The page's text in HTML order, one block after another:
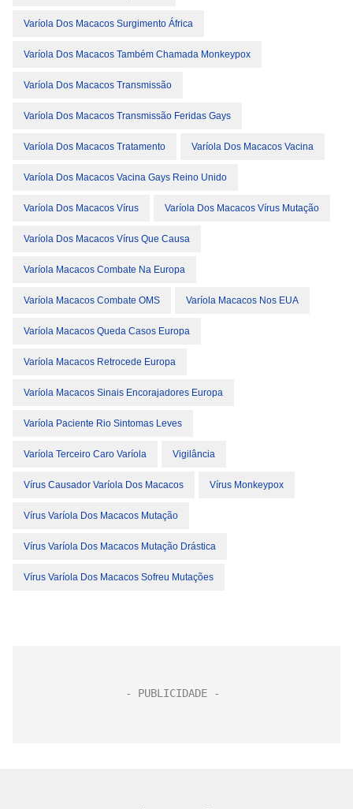
Varíola Dos Macacos Surgimento África
Varíola Dos Macacos Também Chamada Monkeypox
Varíola Dos Macacos Transmissão
Varíola Dos Macacos Transmissão Feridas Gays
Varíola Dos Macacos Tratamento Varíola Dos Macacos Vacina
Varíola Dos Macacos Vacina Gays Reino Unido
Varíola Dos Macacos Vírus Varíola Dos Macacos Vírus Mutação
Varíola Dos Macacos Vírus Que Causa
Varíola Macacos Combate Na Europa
Varíola Macacos Combate OMS Varíola Macacos Nos EUA
Varíola Macacos Queda Casos Europa
Varíola Macacos Retrocede Europa
Varíola Macacos Sinais Encorajadores Europa
Varíola Paciente Rio Sintomas Leves
Varíola Terceiro Caro Varíola Vigilância
Vírus Causador Varíola Dos Macacos Vírus Monkeypox
Vírus Varíola Dos Macacos Mutação
Vírus Varíola Dos Macacos Mutação Drástica
Vírus Varíola Dos Macacos Sofreu Mutações